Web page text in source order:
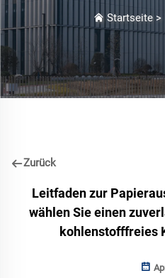
Startseite>
Zurück
Leitfaden zur
wählen Sie einen
kohlenstofffreies